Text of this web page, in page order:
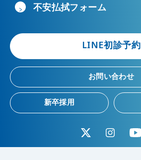
不安払拭フォーム
LINE初診予約
お問い合わせ
新卒採用